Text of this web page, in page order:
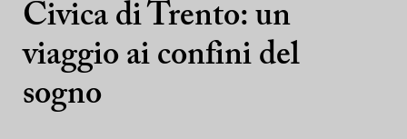
Civica di Trento: un
viaggio ai confini del
sogno